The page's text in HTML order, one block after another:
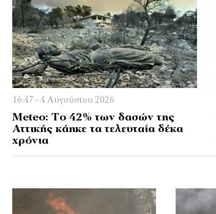
16:47 - 4 Αυγούστου 2026
Meteo: Το 42% των δασών της
Αττικής κάηκε τα τελευταία δέκα
χρόνια